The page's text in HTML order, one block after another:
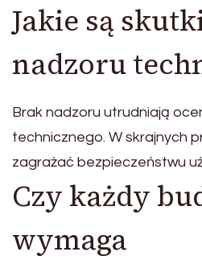
Jakie są
nadzoru
Brak nadzoru utrudniają
technicznego. W skrajnych
zagrażać bezpieczeństwu
Czy każdy
wymaga